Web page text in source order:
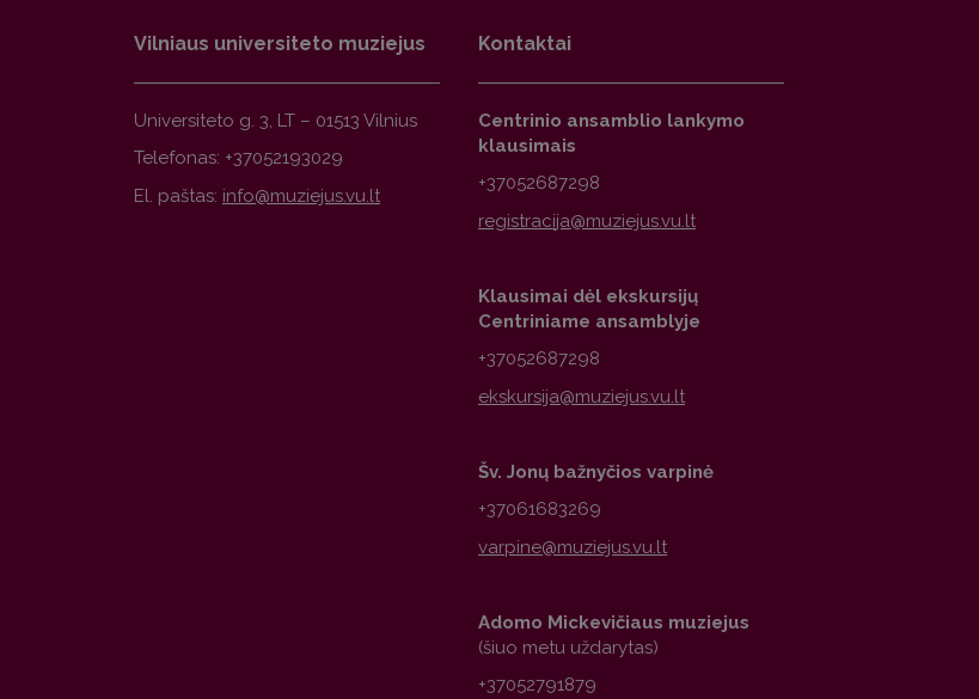
Vilniaus universiteto muziejus
Universiteto g. 3, LT – 01513 Vilnius
Telefonas: +37052193029
El. paštas:
Kontaktai
Centrinio ansamblio lankymo
klausimais
+37052687298
Klausimai dėl ekskursijų
Centriniame ansamblyje
+37052687298
Šv. Jonų bažnyčios varpinė
+37061683269
Adomo Mickevičiaus muziejus
(šiuo metu uždarytas)
+37052791879